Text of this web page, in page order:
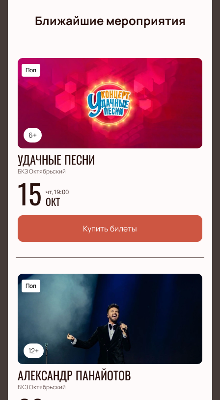
Ближайшие мероприятия
6+
Поп
УДАЧНЫЕ ПЕСНИ
БКЗ Октябрьский
15 чт, 19:00
ОКТ
Купить билеты
12+
Поп
АЛЕКСАНДР ПАНАЙОТОВ
БКЗ Октябрьский